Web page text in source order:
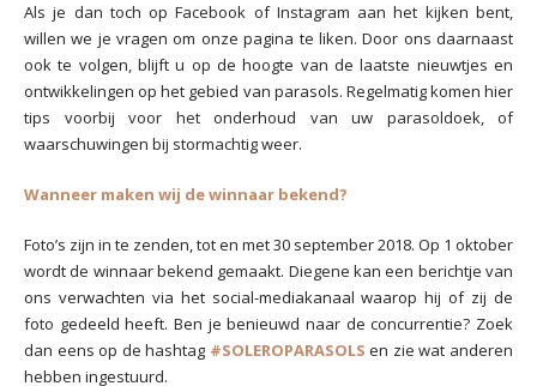
Als je dan toch op Facebook of Instagram aan het kijken bent,
willen we je vragen om onze pagina te liken. Door ons daarnaast
ook te volgen, blijft u op de hoogte van de laatste nieuwtjes en
ontwikkelingen op het gebied van parasols. Regelmatig komen hier
tips voorbij voor het onderhoud van uw parasoldoek, of
waarschuwingen bij stormachtig weer.
Wanneer maken wij de winnaar bekend?
Foto’s zijn in te zenden, tot en met 30 september 2018. Op 1 oktober
wordt de winnaar bekend gemaakt. Diegene kan een berichtje van
ons verwachten via het social-mediakanaal waarop hij of zij de
foto gedeeld heeft. Ben je benieuwd naar de concurrentie? Zoek
dan eens op de hashtag #SOLEROPARASOLS en zie wat anderen
hebben ingestuurd.